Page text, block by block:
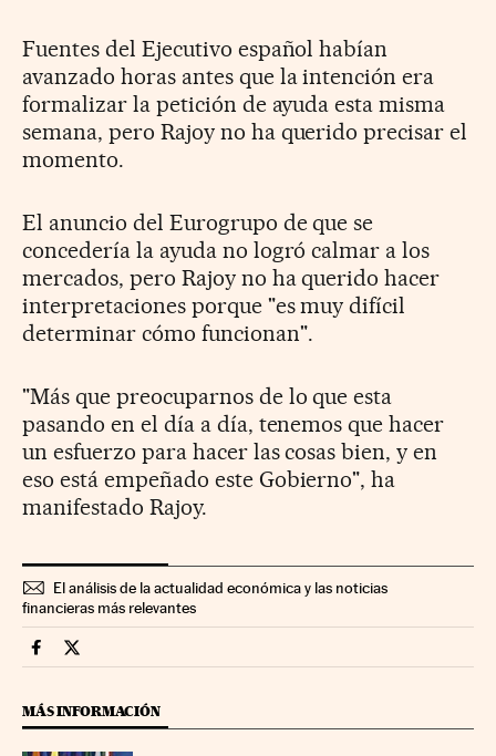
Fuentes del Ejecutivo español habían
avanzado horas antes que la intención era
formalizar la petición de ayuda esta misma
semana, pero Rajoy no ha querido precisar el
momento.
El anuncio del Eurogrupo de que se
concedería la ayuda no logró calmar a los
mercados, pero Rajoy no ha querido hacer
interpretaciones porque "es muy difícil
determinar cómo funcionan".
"Más que preocuparnos de lo que esta
pasando en el día a día, tenemos que hacer
un esfuerzo para hacer las cosas bien, y en
eso está empeñado este Gobierno", ha
manifestado Rajoy.
El análisis de la actualidad económica y las noticias
financieras más relevantes
Economia Cinco Días en Facebook
Economia Cinco Días en Twitter
MÁS INFORMACIÓN